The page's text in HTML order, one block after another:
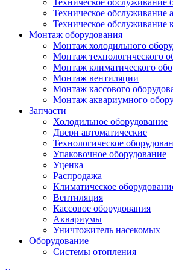
Техническое обслуживание
Техническое обслуживание
Монтаж оборудования
Монтаж холодильного
Монтаж технологического
Монтаж климатического
Монтаж вентиляции
Монтаж кассового
Монтаж аквариумного
Запчасти
Холодильное оборудование
Двери автоматические
Технологическое
Упаковочное оборудование
Уценка
Распродажа
Климатическое
Вентиляция
Кассовое оборудования
Аквариумы
Уничтожитель насекомых
Оборудование
Системы отопления